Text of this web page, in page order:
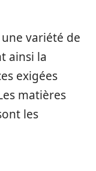
variété de
ainsi la
exigées
matières
les